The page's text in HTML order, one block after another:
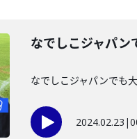
なでしこジャパン
なでしこジャパンでも
2024.02.23 |